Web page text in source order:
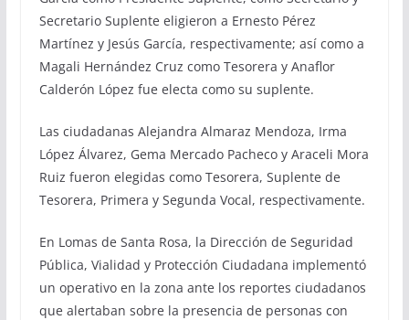
Secretario Suplente eligieron a Ernesto Pérez
Martínez y Jesús García, respectivamente; así como a
Magali Hernández Cruz como Tesorera y Anaflor
Calderón López fue electa como su suplente.
Las ciudadanas Alejandra Almaraz Mendoza, Irma
López Álvarez, Gema Mercado Pacheco y Araceli Mora
Ruiz fueron elegidas como Tesorera, Suplente de
Tesorera, Primera y Segunda Vocal, respectivamente.
En Lomas de Santa Rosa, la Dirección de Seguridad
Pública, Vialidad y Protección Ciudadana implementó
un operativo en la zona ante los reportes ciudadanos
que alertaban sobre la presencia de personas con